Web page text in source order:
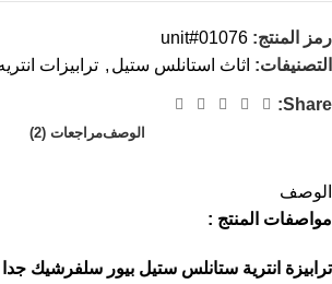
رمز المنتج: unit#01076
التصنيفات: اثاث استانلس ستيل , ترابيزات
Share:
الوصفمراجعات (2)
الوصف
مواصفات المنتج :
ترابيزة انترية ستانلس ستيل بيور سلفرشيك